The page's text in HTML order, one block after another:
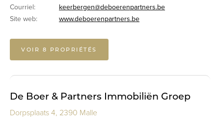
Courriel:
keerbergen@deboerenpartners.be
Site web:
www.deboerenpartners.be
VOIR 8 PROPRIÉTÉS
De Boer & Partners Immobiliën Groep
Dorpsplaats 4, 2390 Malle